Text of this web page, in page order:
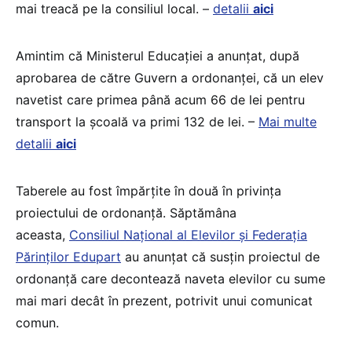
mai treacă pe la consiliul local. – detalii aici
Amintim că Ministerul Educației a anunțat, după
aprobarea de către Guvern a ordonanței, că un elev
navetist care primea până acum 66 de lei pentru
transport la școală va primi 132 de lei. – Mai multe
detalii aici
Taberele au fost împărțite în două în privința
proiectului de ordonanță. Săptămâna
aceasta, Consiliul Național al Elevilor și Federația
Părinților Edupart au anunțat că susțin proiectul de
ordonanță care decontează naveta elevilor cu sume
mai mari decât în prezent, potrivit unui comunicat
comun.